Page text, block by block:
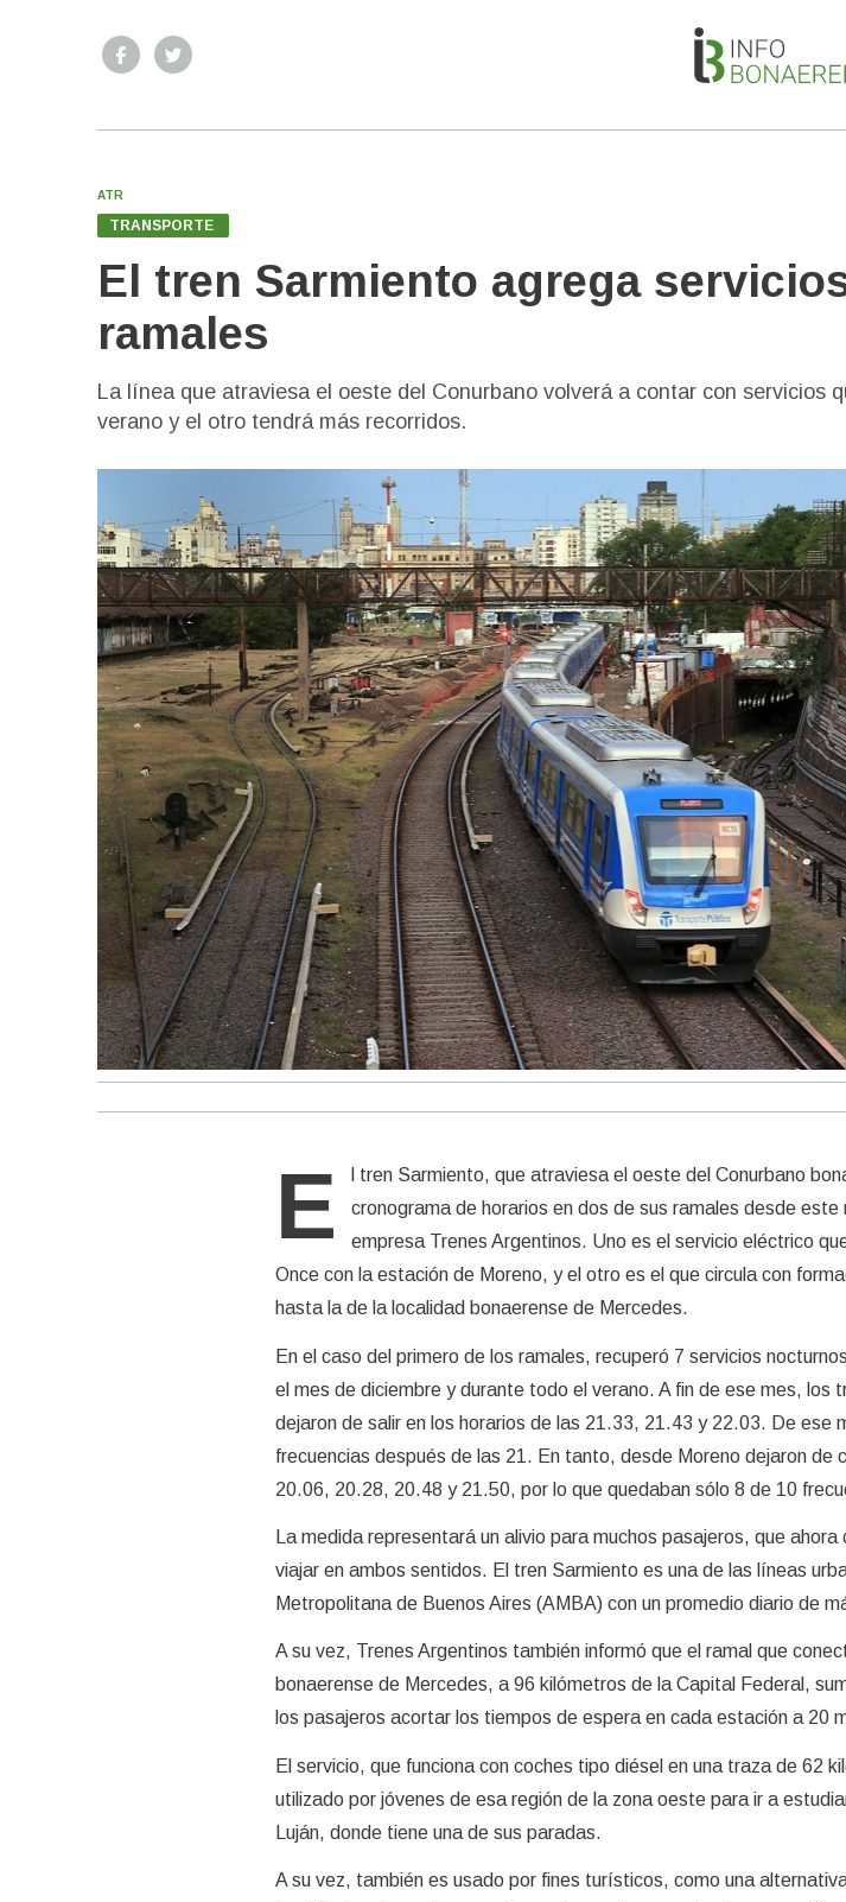
ATR
TRANSPORTE
El tren Sarmiento agrega
ramales
La línea que atraviesa el oeste del Conurbano volverá a contar con servicios
verano y el otro tendrá más recorridos.
E
l tren Sarmiento, que atraviesa el oeste del Conurbano
cronograma de horarios en dos de sus ramales desde este
empresa Trenes Argentinos. Uno es el servicio eléctrico
Once con la estación de Moreno, y el otro es el que circula con
hasta la de la localidad bonaerense de Mercedes.
En el caso del primero de los ramales, recuperó 7 servicios
el mes de diciembre y durante todo el verano. A fin de ese mes, los
dejaron de salir en los horarios de las 21.33, 21.43 y 22.03. De ese
frecuencias después de las 21. En tanto, desde Moreno dejaron de
20.06, 20.28, 20.48 y 21.50, por lo que quedaban sólo 8 de 10
La medida representará un alivio para muchos pasajeros, que
viajar en ambos sentidos. El tren Sarmiento es una de las líneas
Metropolitana de Buenos Aires (AMBA) con un promedio diario de
A su vez, Trenes Argentinos también informó que el ramal que
bonaerense de Mercedes, a 96 kilómetros de la Capital Federal,
los pasajeros acortar los tiempos de espera en cada estación a 20
El servicio, que funciona con coches tipo diésel en una traza de 62
utilizado por jóvenes de esa región de la zona oeste para ir a
Luján, donde tiene una de sus paradas.
A su vez, también es usado por fines turísticos, como una